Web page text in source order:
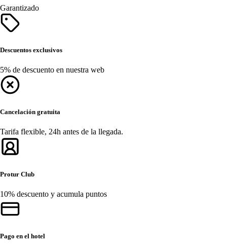
Garantizado
Descuentos exclusivos
5% de descuento en nuestra web
Cancelación gratuita
Tarifa flexible, 24h antes de la llegada.
Protur Club
10% descuento y acumula puntos
Pago en el hotel